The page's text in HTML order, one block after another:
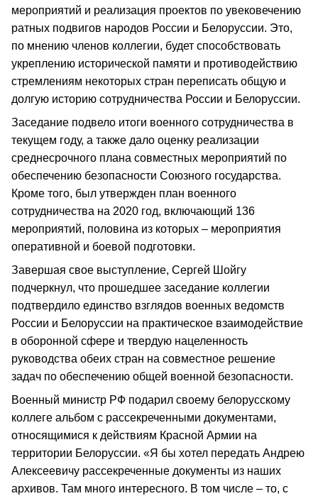
мероприятий и реализация проектов по увековечению
ратных подвигов народов России и Белоруссии. Это,
по мнению членов коллегии, будет способствовать
укреплению исторической памяти и противодействию
стремлениям некоторых стран переписать общую и
долгую историю сотрудничества России и Белоруссии.
Заседание подвело итоги военного сотрудничества в
текущем году, а также дало оценку реализации
среднесрочного плана совместных мероприятий по
обеспечению безопасности Союзного государства.
Кроме того, был утвержден план военного
сотрудничества на 2020 год, включающий 136
мероприятий, половина из которых – мероприятия
оперативной и боевой подготовки.
Завершая свое выступление, Сергей Шойгу
подчеркнул, что прошедшее заседание коллегии
подтвердило единство взглядов военных ведомств
России и Белоруссии на практическое взаимодействие
в оборонной сфере и твердую нацеленность
руководства обеих стран на совместное решение
задач по обеспечению общей военной безопасности.
Военный министр РФ подарил своему белорусскому
коллеге альбом с рассекреченными документами,
относящимися к действиям Красной Армии на
территории Белоруссии. «Я бы хотел передать Андрею
Алексеевичу рассекреченные документы из наших
архивов. Там много интересного. В том числе – то, с